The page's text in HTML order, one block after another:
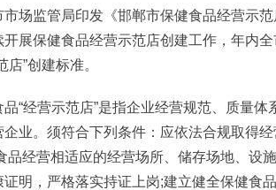
监管局印发《邯郸市保健食品经营示范
展保健食品经营示范店创建工作，年内
店”创建标准。
经营示范店”是指企业经营规范、质量体
业。须符合下列条件：应依法合规取得
品经营相适应的经营场所、储存场地、设
明，严格落实持证上岗;建立健全保健食